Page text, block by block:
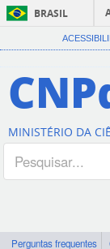
BRASIL
MINISTÉRIO DA
Perguntas frequentes